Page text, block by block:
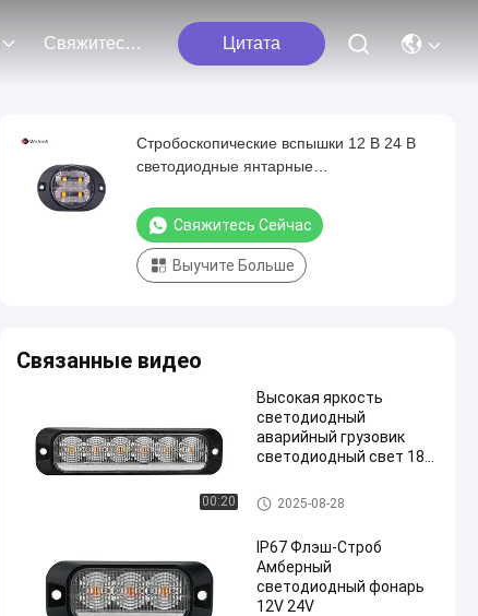
Свяжитесь Мы Цитата
Стробоскопические вспышки 12 В 24 В
светодиодные янтарные
огни для грузовиков, наклейка 3 м
Свяжитесь Сейчас
Выучите Больше
Связанные видео
00:20
Высокая яркость
светодиодный
аварийный грузовик
светодиодный свет 18W
аварийные фонари
транспортных средств
Светильник для грузовиков
2025-08-28
IP67 Флэш-Строб
Амберный
светодиодный фонарь
12V 24V